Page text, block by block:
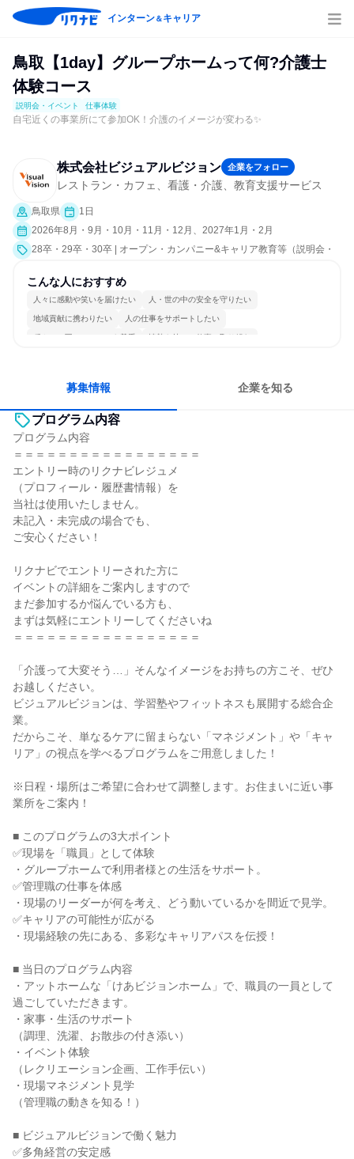
インターン＆キャリア
鳥取【1day】グループホームって何?介護士
体験コース
説明会・イベント 仕事体験
自宅近くの事業所にて参加OK！介護のイメージが変わる✨
株式会社ビジュアルビジョン 企業をフォロー
レストラン・カフェ、看護・介護、教育支援サービス
鳥取県
1日
2026年8月・9月・10月・11月・12月、2027年1月・2月
28卒・29卒・30卒 | オープン・カンパニー&キャリア教育等（説明会・
こんな人におすすめ
人々に感動や笑いを届けたい 人・世の中の安全を守りたい
地域貢献に携わりたい 人の仕事をサポートしたい
穏やかで互いのペースを尊重 情熱を持って仕事に取り組む
募集情報 企業を知る
プログラム内容
プログラム内容
＝＝＝＝＝＝＝＝＝＝＝＝＝＝＝＝＝
エントリー時のリクナビレジュメ
（プロフィール・履歴書情報）を
当社は使用いたしません。
未記入・未完成の場合でも、
ご安心ください！
リクナビでエントリーされた方に
イベントの詳細をご案内しますので
まだ参加するか悩んでいる方も、
まずは気軽にエントリーしてくださいね
＝＝＝＝＝＝＝＝＝＝＝＝＝＝＝＝＝
「介護って大変そう…」そんなイメージをお持ちの方こそ、ぜひ
お越しください。
ビジュアルビジョンは、学習塾やフィットネスも展開する総合企
業。
だからこそ、単なるケアに留まらない「マネジメント」や「キャ
リア」の視点を学べるプログラムをご用意しました！
※日程・場所はご希望に合わせて調整します。お住まいに近い事
業所をご案内！
■ このプログラムの3大ポイント
✅現場を「職員」として体験
・グループホームで利用者様との生活をサポート。
✅管理職の仕事を体感
・現場のリーダーが何を考え、どう動いているかを間近で見学。
✅キャリアの可能性が広がる
・現場経験の先にある、多彩なキャリアパスを伝授！
■ 当日のプログラム内容
・アットホームな「けあビジョンホーム」で、職員の一員として
過ごしていただきます。
・家事・生活のサポート
（調理、洗濯、お散歩の付き添い）
・イベント体験
（レクリエーション企画、工作手伝い）
・現場マネジメント見学
（管理職の動きを知る！）
■ ビジュアルビジョンで働く魅力
✅多角経営の安定感